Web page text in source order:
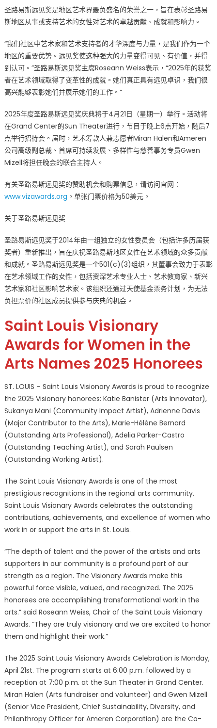
刻
Saint
Louis
Visionary
Awards
for
Women
in
the
Names
2025
Honorees〉
中
圣路易斯远见奖是地区艺术界最负盛名的荣誉之一，旨在表彰圣路易
斯地区从事或支持艺术的女性对艺术的卓越贡献、成就和影响力。
“我们社区中艺术家和艺术支持者的才华深度与力量，是我们作为一个
地区的重要优势。远见奖使这种强大的力量变得可见、有价值，并得
到认可。”圣路易斯远见奖主席Roseann Weiss表示，“2025年的获奖
者在艺术领域取得了变革性的成就。她们真正具有远见卓识，我们很
高兴能够表彰她们并展示她们的工作。”
2025年度圣路易斯远见奖庆典将于4月21日（星期一）举行。活动将
在Grand Center的Sun Theater进行，节目于晚上6点开始，随后7
点举行招待会。届时，艺术筹款人兼志愿者Miran Halen和Ameren
公司高级副总裁、首席可持续发展、多样性与慈善事务专员Gwen
Mizell将担任晚会的联合主持人。
有关圣路易斯远见奖的赞助机会和购票信息，请访问官网：
www.vizawards.org 。单张门票价格为50美元。
关于圣路易斯远见奖
圣路易斯远见奖于2014年由一组独立的女性委员会（包括许多历届获
奖者）重新推出，旨在庆祝圣路易斯地区女性在艺术领域的众多贡献
和成就。圣路易斯远见奖是一个501(c)(3)组织，其董事会致力于表彰
在艺术领域工作的女性，包括资深艺术专业人士、艺术教育家、新兴
艺术家和社区影响艺术家。该组织还通过天使基金票务计划，为无法
负担票价的社区成员提供参与庆典的机会。
Saint Louis Visionary
Awards for Women in the
Arts Names 2025 Honorees
ST. LOUIS – Saint Louis Visionary Awards is proud to recognize
the 2025 Visionary honorees: Katie Banister (Arts Innovator),
Sukanya Mani (Community Impact Artist), Adrienne Davis
(Major Contributor to the Arts), Marie-Hélène Bernard
(Outstanding Arts Professional), Adelia Parker-Castro
(Outstanding Teaching Artist), and Sarah Paulsen
(Outstanding Working Artist).
The Saint Louis Visionary Awards is one of the most
prestigious recognitions in the regional arts community.
Saint Louis Visionary Awards celebrates the outstanding
contributions, achievements, and excellence of women who
work in or support the arts in St. Louis.
“The depth of talent and the power of the artists and arts
supporters in our community is a profound part of our
strength as a region. The Visionary Awards make this
powerful force visible, valued, and recognized. The 2025
honorees are accomplishing transformational work in the
arts.” said Roseann Weiss, Chair of the Saint Louis Visionary
Awards. “They are truly visionary and we are excited to honor
them and highlight their work.”
The 2025 Saint Louis Visionary Awards Celebration is Monday,
April 21st. The program starts at 6:00 p.m. followed by a
reception at 7:00 p.m. at the Sun Theater in Grand Center.
Miran Halen (Arts fundraiser and volunteer) and Gwen Mizell
(Senior Vice President, Chief Sustainability, Diversity, and
Philanthropy Officer for Ameren Corporation) are the Co-